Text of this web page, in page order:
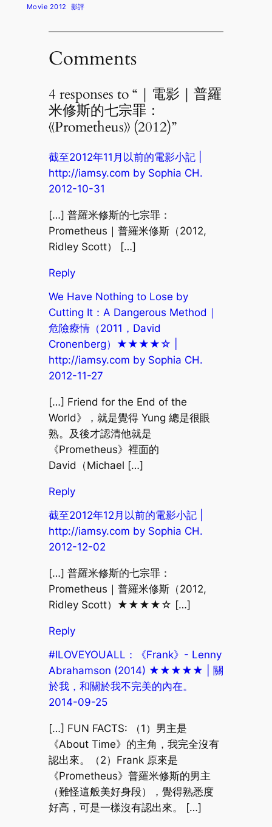
Movie 2012 影評
Comments
4 responses to “｜電影｜普羅
米修斯的七宗罪：
《Prometheus》 (2012)”
截至2012年11月以前的電影小記 |
http://iamsy.com by Sophia CH.
2012-10-31
[…] 普羅米修斯的七宗罪：
Prometheus｜普羅米修斯（2012,
Ridley Scott） […]
Reply
We Have Nothing to Lose by
Cutting It：A Dangerous Method｜
危險療情（2011，David
Cronenberg）★★★★☆ |
http://iamsy.com by Sophia CH.
2012-11-27
[…] Friend for the End of the
World》，就是覺得 Yung 總是很眼
熟。及後才認清他就是
《Prometheus》裡面的
David（Michael […]
Reply
截至2012年12月以前的電影小記 |
http://iamsy.com by Sophia CH.
2012-12-02
[…] 普羅米修斯的七宗罪：
Prometheus｜普羅米修斯（2012,
Ridley Scott）★★★★☆ […]
Reply
#ILOVEYOUALL：《Frank》- Lenny
Abrahamson (2014) ★★★★★ | 關
於我，和關於我不完美的內在。
2014-09-25
[…] FUN FACTS: （1）男主是
《About Time》的主角，我完全沒有
認出來。（2）Frank 原來是
《Prometheus》普羅米修斯的男主
（難怪這般美好身段），覺得熟悉度
好高，可是一樣沒有認出來。 […]